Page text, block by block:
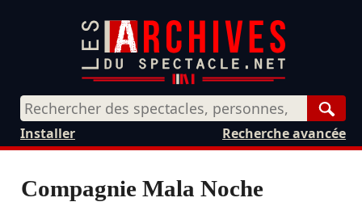
Recherche avancée
Installer
Compagnie Mala Noche